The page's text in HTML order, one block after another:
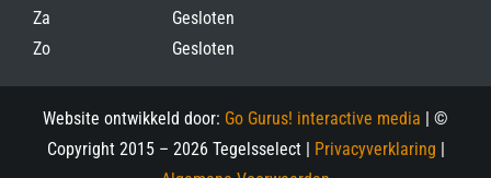
Za
Gesloten
Zo
Gesloten
Website ontwikkeld door: Go Gurus! interactive media | ©
Copyright 2015 – 2026 Tegelsselect | Privacyverklaring |